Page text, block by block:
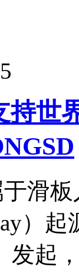
持世
滑
）
发起